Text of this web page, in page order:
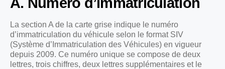
La section A de la carte grise indique le numéro
d’immatriculation du véhicule selon le format SIV
(Système d’Immatriculation des Véhicules) en vigueur
depuis 2009. Ce numéro unique se compose de deux
lettres, trois chiffres, deux lettres supplémentaires et le